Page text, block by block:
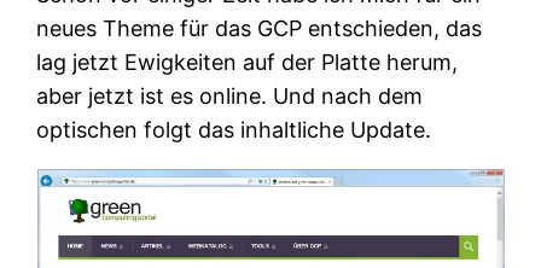
neues Theme für das GCP entschieden, das
lag jetzt Ewigkeiten auf der Platte herum,
aber jetzt ist es online. Und nach dem
optischen folgt das inhaltliche Update.